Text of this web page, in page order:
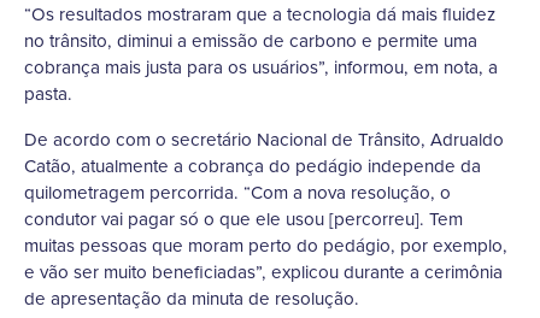
“Os resultados mostraram que a tecnologia dá mais fluidez
no trânsito, diminui a emissão de carbono e permite uma
cobrança mais justa para os usuários”, informou, em nota, a
pasta.
De acordo com o secretário Nacional de Trânsito, Adrualdo
Catão, atualmente a cobrança do pedágio independe da
quilometragem percorrida. “Com a nova resolução, o
condutor vai pagar só o que ele usou [percorreu]. Tem
muitas pessoas que moram perto do pedágio, por exemplo,
e vão ser muito beneficiadas”, explicou durante a cerimônia
de apresentação da minuta de resolução.